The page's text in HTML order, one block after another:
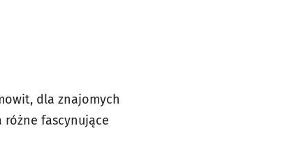
dla znajomych
różne fascynujące